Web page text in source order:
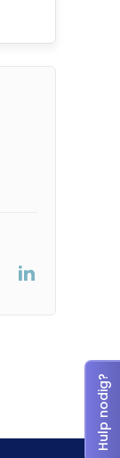
Hulp nodig?